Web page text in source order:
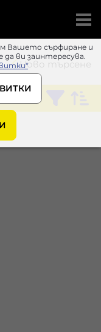
Вашето сърфиране и
ви заинтересува.
Ново търсене